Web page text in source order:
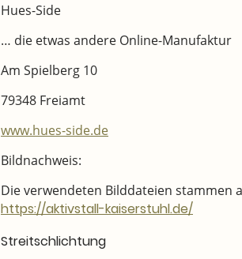
Hues-Side
… die etwas andere Online-Manufaktur
Am Spielberg 10
79348 Freiamt
www.hues-side.de
Bildnachweis:
Die verwendeten Bilddateien stammen
https://aktivstall-kaiserstuhl.de/
Streitschlichtung